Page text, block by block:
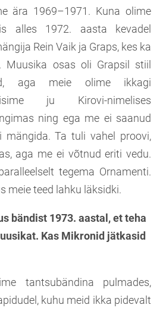
ära 1969–1971. Kuna olime
alles 1972. aasta kevadel
Rein Vaik ja Graps, kes ka
Muusika osas oli Grapsil stiil
aga meie olime ikkagi
ju Kirovi-nimelises
ning ega me ei saanud
mängida. Ta tuli vahel proovi,
aga me ei võtnud eriti vedu.
tegema Ornamenti.
meie teed lahku läksidki.
bändist 1973. aastal, et teha
Kas Mikronid jätkasid
tantsubändina pulmades,
kuhu meid ikka pidevalt